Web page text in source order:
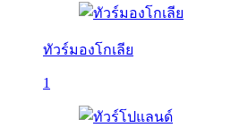
ทัวร์มองโกเลีย
1